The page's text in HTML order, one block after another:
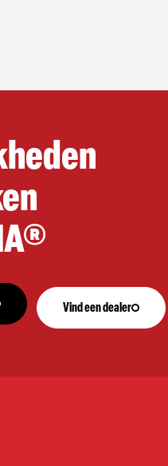
Vind een dealer